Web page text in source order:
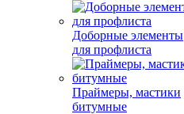
Доборные элементы
для профлиста
Праймеры, мастики
битумные